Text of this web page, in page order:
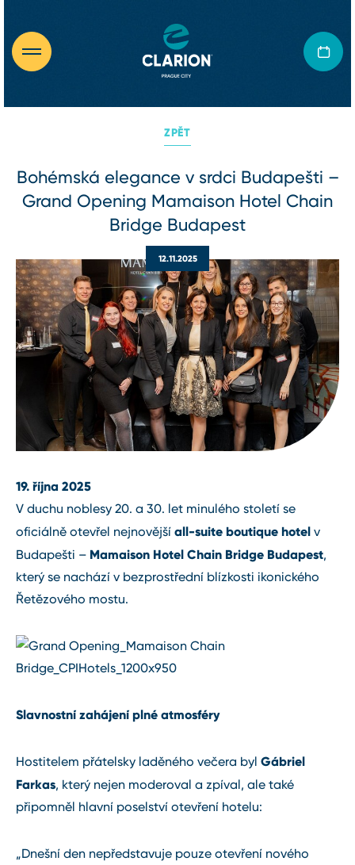
ZPĚT
Bohémská elegance v srdci Budapešti –
Grand Opening Mamaison Hotel Chain
Bridge Budapest
12.11.2025
19. října 2025
V duchu noblesy 20. a 30. let minulého století se
oficiálně otevřel nejnovější all-suite boutique hotel v
Budapešti – Mamaison Hotel Chain Bridge Budapest,
který se nachází v bezprostřední blízkosti ikonického
Řetězového mostu.
Slavnostní zahájení plné atmosféry
Hostitelem přátelsky laděného večera byl Gábriel
Farkas, který nejen moderoval a zpíval, ale také
připomněl hlavní poselství otevření hotelu:
„Dnešní den nepředstavuje pouze otevření nového